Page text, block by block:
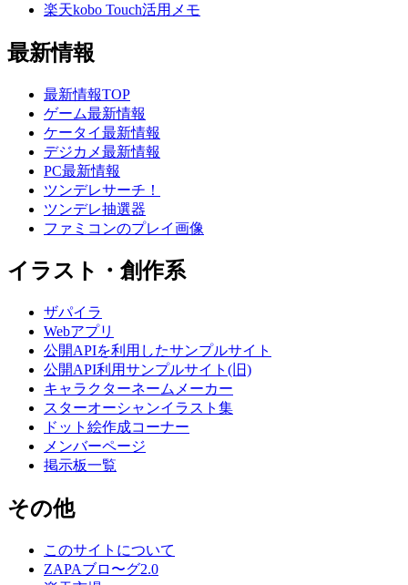
楽天kobo Touch活用メモ
最新情報
最新情報TOP
ゲーム最新情報
ケータイ最新情報
デジカメ最新情報
PC最新情報
ツンデレサーチ！
ツンデレ抽選器
ファミコンのプレイ画像
イラスト・創作系
ザパイラ
Webアプリ
公開APIを利用したサンプルサイト
公開API利用サンプルサイト(旧)
キャラクターネームメーカー
スターオーシャンイラスト集
ドット絵作成コーナー
メンバーページ
掲示板一覧
その他
このサイトについて
ZAPAブロ〜グ2.0